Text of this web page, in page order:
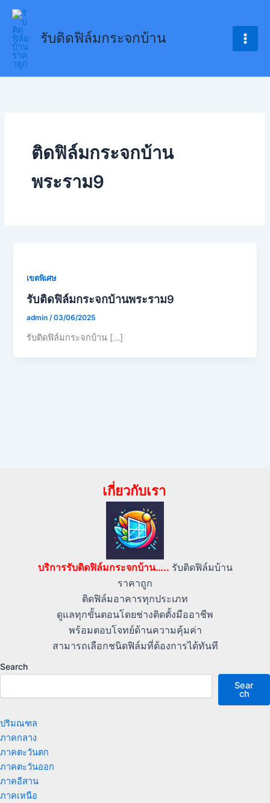
Skip
content
รับติดฟิล์มกระจกบ้าน
ติดฟิล์มกระจกบ้าน
พระราม9
เขตพิเศษ
รับติดฟิล์มกระจกบ้านพระราม9
admin /03/06/2025
รับติดฟิล์มกระจกบ้าน […]
เกี่ยวกับเรา
บริการรับติดฟิล์มกระจกบ้าน….. รับติดฟิล์มบ้าน
ราคาถูก
ติดฟิล์มอาคารทุกประเภท
ดูแลทุกขั้นตอนโดยช่างติดตั้งมืออาชีพ
พร้อมตอบโจทย์ด้านความคุ้มค่า
สามารถเลือกชนิดฟิล์มที่ต้องการได้ทันที
Search
Sear
ch
ปริมณฑล
ภาคกลาง
ภาคตะวันตก
ภาคตะวันออก
ภาคอีสาน
ภาคเหนือ